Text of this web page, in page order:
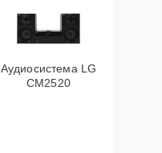
Аудиосистема LG
CM2520